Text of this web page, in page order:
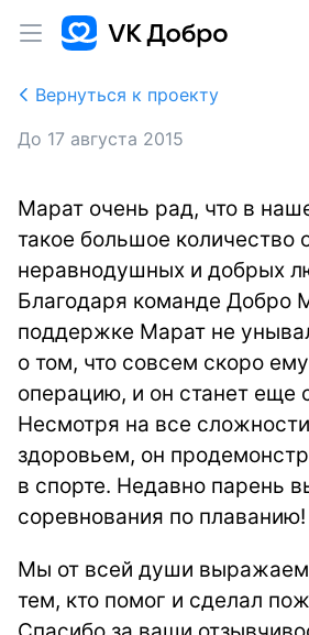
Вернуться к проекту
До 17 августа 2015
Марат очень рад, что в
такое большое количество
неравнодушных и добрых
Благодаря команде Добро
поддержке Марат не
о том, что совсем скоро
операцию, и он станет еще
Несмотря на все
здоровьем, он
в спорте. Недавно парень
соревнования по плаванию!
Мы от всей души выражаем
тем, кто помог и сделал